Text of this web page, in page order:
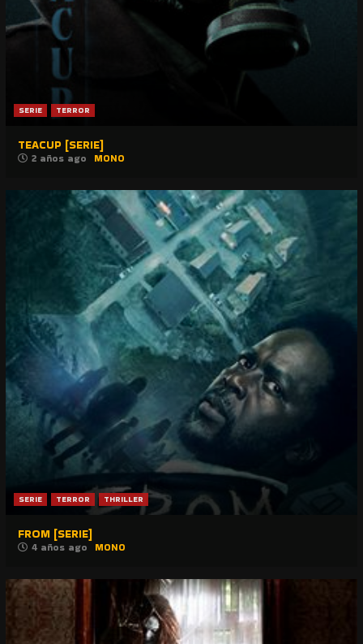
SERIE TERROR
TEACUP [SERIE]
2 años ago MONO
SERIE TERROR THRILLER
FROM [SERIE]
4 años ago MONO